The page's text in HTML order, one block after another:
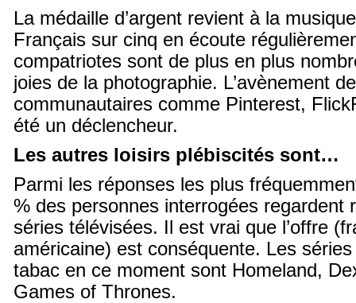
La médaille d’argent revient à la
Français sur cinq en écoute
compatriotes sont de plus en plus
joies de la photographie. L’avènement
communautaires comme Pinterest,
été un déclencheur.
Les autres loisirs plébiscités sont…
Parmi les réponses les plus
% des personnes interrogées regardent
séries télévisées. Il est vrai que l’offre
américaine) est conséquente. Les
tabac en ce moment sont Homeland,
Games of Thrones.